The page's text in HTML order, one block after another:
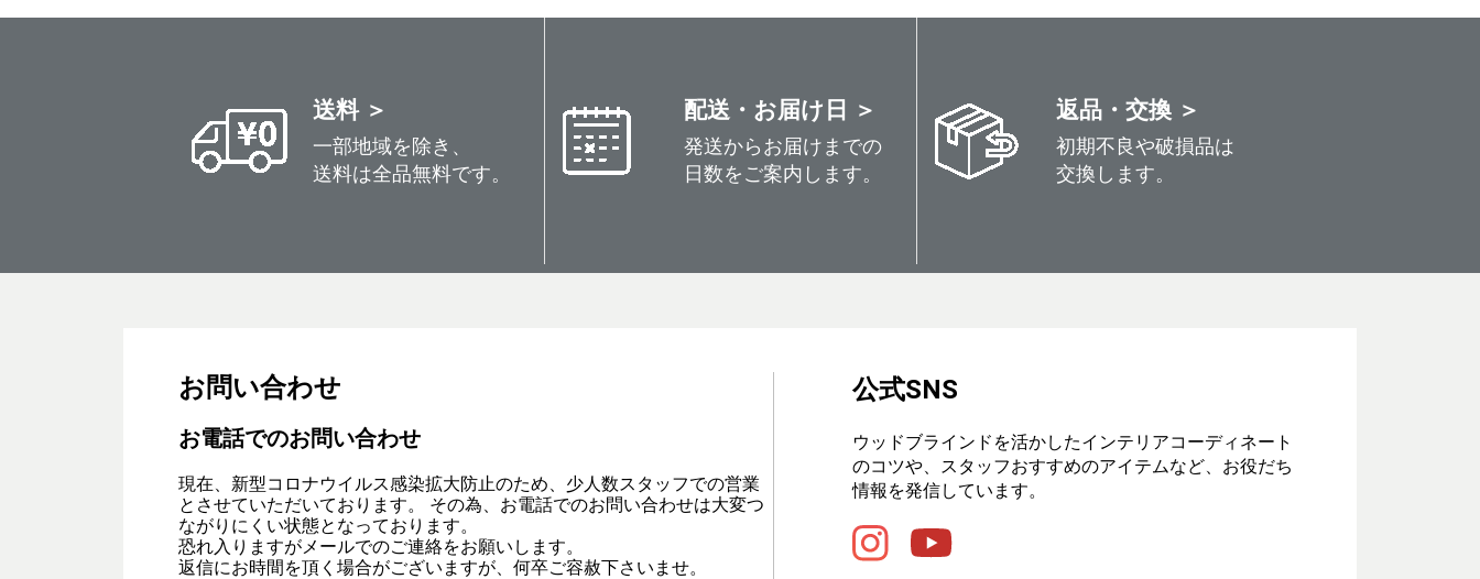
送料 ＞
一部地域を除き、
送料は全品無料です。
配送・お届け日 ＞
発送からお届けまでの
日数をご案内します。
返品・交換 ＞
初期不良や破損品は
交換します。
お問い合わせ
お電話でのお問い合わせ
現在、新型コロナウイルス感染拡大防止のため、少人数スタッフでの営業
とさせていただいております。 その為、お電話でのお問い合わせは大変つ
ながりにくい状態となっております。
恐れ入りますがメールでのご連絡をお願いします。
返信にお時間を頂く場合がございますが、何卒ご容赦下さいませ。
公式SNS
ウッドブラインドを活かしたインテリアコーディネート
のコツや、スタッフおすすめのアイテムなど、お役だち
情報を発信しています。